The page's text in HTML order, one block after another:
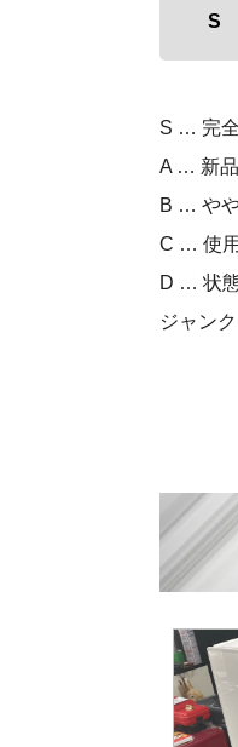
S
S … 完
A … 新
B … や
C … 使
D … 状
ジャン